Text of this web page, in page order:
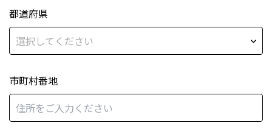
都道府県
市町村番地